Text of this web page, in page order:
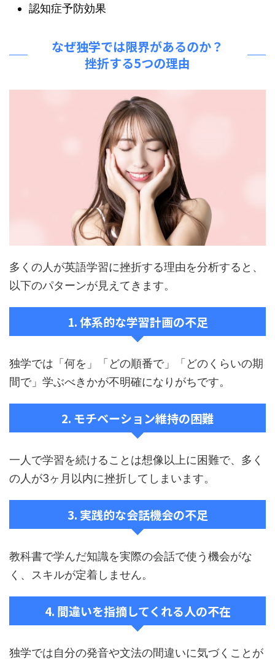
認知症予防効果
なぜ独学では限界があるのか？
挫折する5つの理由
多くの人が英語学習に挫折する理由を分析すると、
以下のパターンが見えてきます。
1. 体系的な学習計画の不足
独学では「何を」「どの順番で」「どのくらいの期
間で」学ぶべきかが不明確になりがちです。
2. モチベーション維持の困難
一人で学習を続けることは想像以上に困難で、多く
の人が3ヶ月以内に挫折してしまいます。
3. 実践的な会話機会の不足
教科書で学んだ知識を実際の会話で使う機会がな
く、スキルが定着しません。
4. 間違いを指摘してくれる人の不在
独学では自分の発音や文法の間違いに気づくことが